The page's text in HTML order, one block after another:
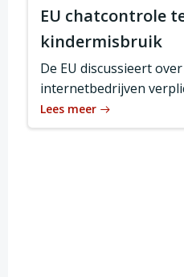
EU chatcontrole
kindermisbruik
De EU discussieert
internetbedrijven
Lees meer